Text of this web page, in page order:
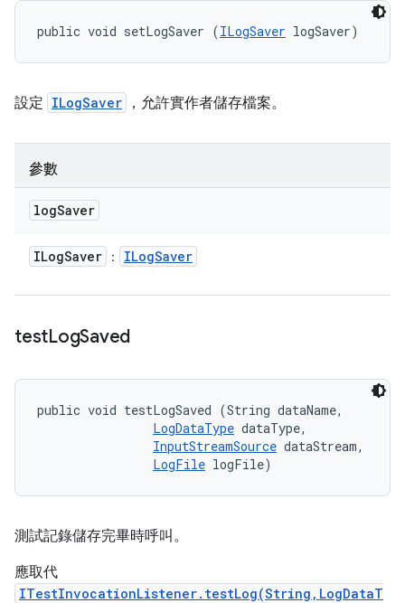
public void setLogSaver (ILogSaver logSaver)
設定 ILogSaver ，允許實作者儲存檔案。
參數
logSaver
ILogSaver ： ILogSaver
testLogSaved
public void testLogSaved (String dataName,
LogDataType dataType,
InputStreamSource dataStream,
LogFile logFile)
測試記錄儲存完畢時呼叫。
應取代
ITestInvocationListener.testLog(String,LogDataT